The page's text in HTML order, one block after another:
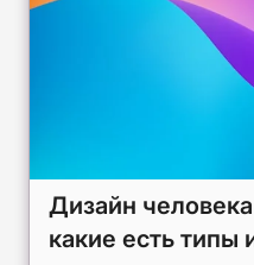
Дизайн
какие есть типы